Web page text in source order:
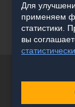
Для
применяем
статистики.
вы